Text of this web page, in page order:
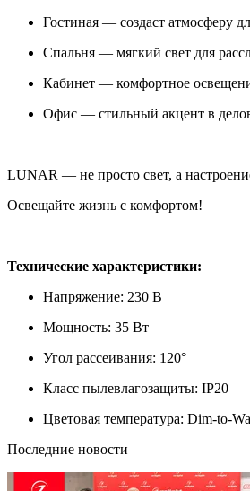
Гостиная — создаст атмосферу
Спальня — мягкий свет для
Кабинет — комфортное
Офис — стильный акцент в
LUNAR — не просто свет, а
Освещайте жизнь с комфортом!
Технические характеристики:
Напряжение: 230 В
Мощность: 35 Вт
Угол рассеивания: 120°
Класс пылевлагозащиты: IP20
Цветовая температура: Dim-to-
Последние новости